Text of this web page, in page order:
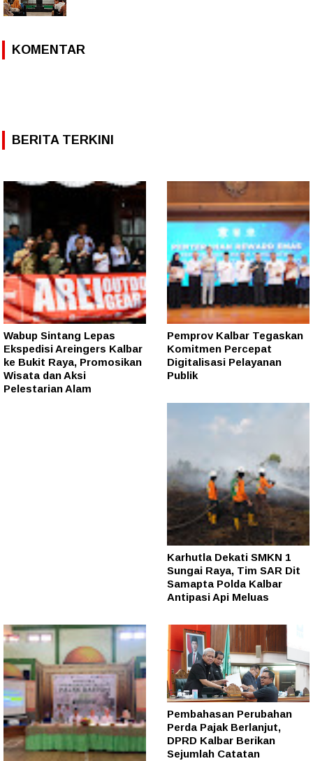
KOMENTAR
BERITA TERKINI
Wabup Sintang Lepas
Ekspedisi Areingers Kalbar
ke Bukit Raya, Promosikan
Wisata dan Aksi
Pelestarian Alam
Pemprov Kalbar Tegaskan
Komitmen Percepat
Digitalisasi Pelayanan
Publik
Karhutla Dekati SMKN 1
Sungai Raya, Tim SAR Dit
Samapta Polda Kalbar
Antipasi Api Meluas
Pembahasan Perubahan
Perda Pajak Berlanjut,
DPRD Kalbar Berikan
Sejumlah Catatan